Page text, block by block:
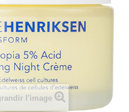
l'image